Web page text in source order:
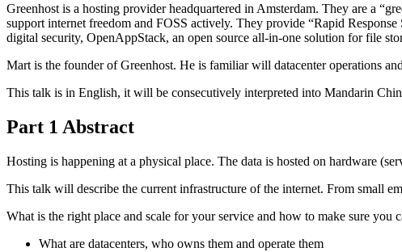
Greenhost is a hosting provider headquartered in Amsterdam. They are a
support internet freedom and FOSS actively. They provide “Rapid
digital security, OpenAppStack, an open source all-in-one solution for file
Mart is the founder of Greenhost. He is familiar will datacenter operations
This talk is in English, it will be consecutively interpreted into Mandarin
Part 1 Abstract
Hosting is happening at a physical place. The data is hosted on hardware
This talk will describe the current infrastructure of the internet. From small
What is the right place and scale for your service and how to make sure you
What are datacenters, who owns them and operate them